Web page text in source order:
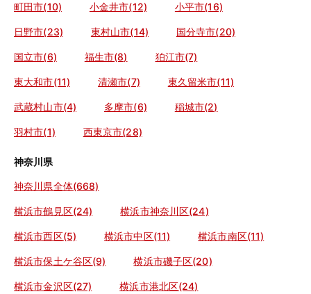
町田市(10) 小金井市(12) 小平市(16)
日野市(23) 東村山市(14) 国分寺市(20)
国立市(6) 福生市(8) 狛江市(7)
東大和市(11) 清瀬市(7) 東久留米市(11)
武蔵村山市(4) 多摩市(6) 稲城市(2)
羽村市(1) 西東京市(28)
神奈川県
神奈川県全体(668)
横浜市鶴見区(24) 横浜市神奈川区(24)
横浜市西区(5) 横浜市中区(11) 横浜市南区(11)
横浜市保土ケ谷区(9) 横浜市磯子区(20)
横浜市金沢区(27) 横浜市港北区(24)